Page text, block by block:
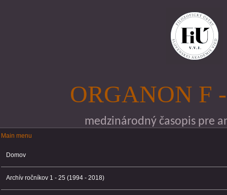
ORGANON F
medzinárodný časopis pre
Main menu
Main menu
Domov
Archív ročníkov 1 - 25 (1994 - 2018)